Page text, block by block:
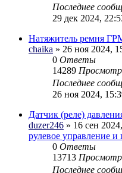
Последнее
29 дек 2024,
Натяжитель ремня
chaika » 26 ноя 2024,
0 Ответы
14289
Последнее
26 ноя 2024,
Датчик (реле)
duzer246 » 16 сен
рулевое управление и
0 Ответы
13713
Последнее